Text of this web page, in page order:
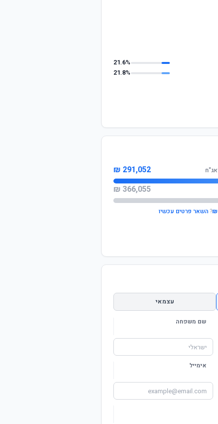
21.6%
21.8%
291,052 ₪
366,055 ₪
?השאר פרטים עכשיו
עצמאי
שם משפחה
אימייל